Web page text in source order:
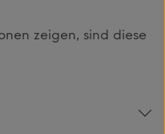
zeigen, sind diese